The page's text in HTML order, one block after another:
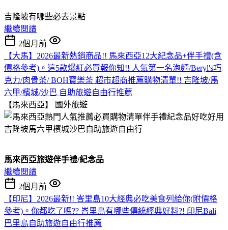
吉隆坡有哪些必去景點
繼續閱讀
2個月前
【大馬】2026最新熱銷商品!! 馬來西亞12大紀念品+伴手禮(含
價格參考)。這5款爆紅必買報你知!! 人氣第一名泡麵/Beryl's巧
克力/肉骨茶/ BOH寶樂茶 超市超商推薦購物清單!! 吉隆坡/馬
六甲/檳城/沙巴 自助旅遊自由行推薦
【馬來西亞】
國外旅遊
馬來西亞旅遊伴手禮/紀念品
繼續閱讀
2個月前
【印尼】2026最新!! 峇里島10大經典必吃美食列給你(附價格
參考)。你都吃了嗎?? 峇里島有哪些傳統經典好料?! 印尼Bali
巴里島自助旅遊自由行推薦